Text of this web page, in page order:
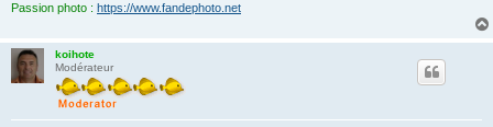
Passion photo : https://www.fandephoto.net
koihote
Modérateur